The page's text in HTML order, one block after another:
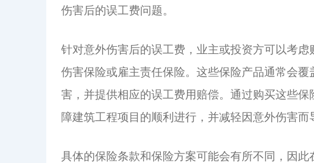
伤害后的误工费问题。
针对意外伤害后的误工费，业主或投资方可以考
伤害保险或雇主责任保险。这些保险产品通常会
害，并提供相应的误工费用赔偿。通过购买这些
障建筑工程项目的顺利进行，并减轻因意外伤害而
具体的保险条款和保险方案可能会有所不同，因